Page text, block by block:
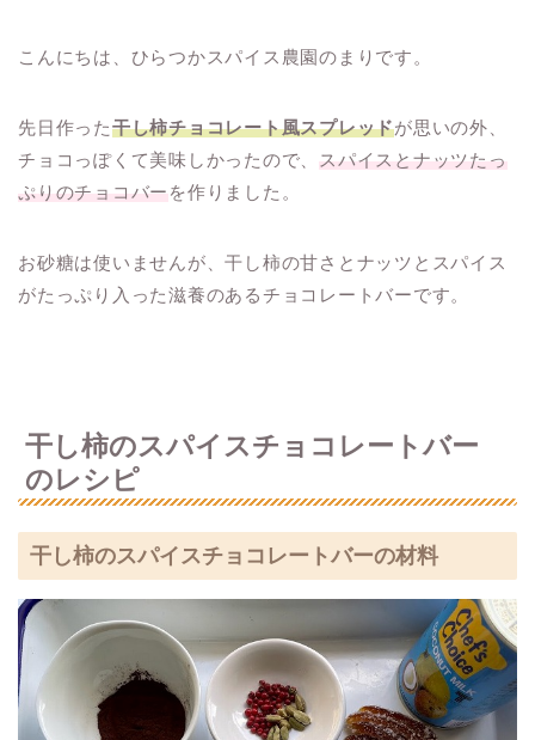
こんにちは、ひらつかスパイス農園のまりです。
先日作った干し柿チョコレート風スプレッドが思いの外、
チョコっぽくて美味しかったので、
スパイスとナッツたっ
ぷりのチョコバー を作りました。
お砂糖は使いませんが、干し柿の甘さとナッツとスパイス
がたっぷり入った滋養のあるチョコレートバーです。
干し柿のスパイスチョコレートバー
のレシピ
干し柿のスパイスチョコレートバーの材料